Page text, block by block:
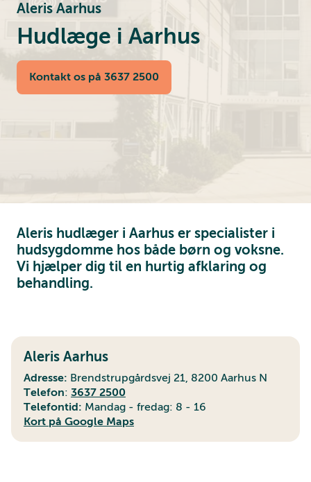
Aleris Aarhus
Hudlæge i Aarhus
Kontakt os på 3637 2500
Aleris hudlæger i Aarhus er specialister i
hudsygdomme hos både børn og voksne.
Vi hjælper dig til en hurtig afklaring og
behandling.
Aleris Aarhus
Adresse: Brendstrupgårdsvej 21, 8200 Aarhus N
Telefon: 3637 2500
Telefontid: Mandag - fredag: 8 - 16
Kort på Google Maps